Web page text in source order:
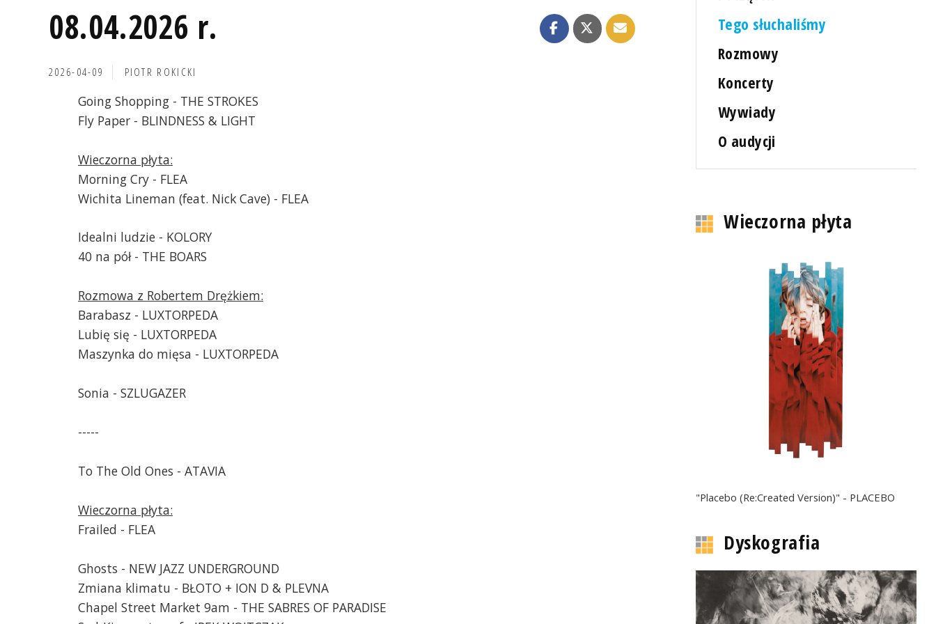
08.04.2026 r.
2026-04-09 PIOTR ROKICKI
Going Shopping - THE STROKES
Fly Paper - BLINDNESS & LIGHT
Wieczorna płyta:
Morning Cry - FLEA
Wichita Lineman (feat. Nick Cave) - FLEA
Idealni ludzie - KOLORY
40 na pół - THE BOARS
Rozmowa z Robertem Drężkiem:
Barabasz - LUXTORPEDA
Lubię się - LUXTORPEDA
Maszynka do mięsa - LUXTORPEDA
Sonia - SZLUGAZER
-----
To The Old Ones - ATAVIA
Wieczorna płyta:
Frailed - FLEA
Ghosts - NEW JAZZ UNDERGROUND
Zmiana klimatu - BŁOTO + ION D & PLEVNA
Chapel Street Market 9am - THE SABRES OF PARADISE
Tego słuchaliśmy
Rozmowy
Koncerty
Wywiady
O audycji
Wieczorna płyta
"Placebo (Re:Created Version)" - PLACEBO
Dyskografia